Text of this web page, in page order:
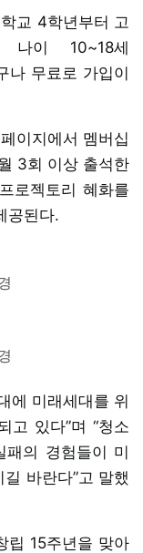
교 4학년부터 고
이 10~18세
나 무료로 가입이
이지에서 멤버십
3회 이상 출석한
로젝토리 혜화를
공된다.
에 미래세대를 위
고 있다”며 “청소
패의 경험들이 미
바란다”고 말했
립 15주년을 맞아